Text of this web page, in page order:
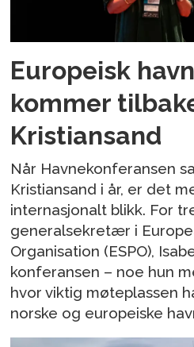
Europeisk
kommer
Kristiansand
Når Havnekonferansen
Kristiansand i år, er det
internasjonalt blikk. For
generalsekretær i
Organisation (ESPO),
konferansen – noe hun
hvor viktig møteplassen
norske og europeiske